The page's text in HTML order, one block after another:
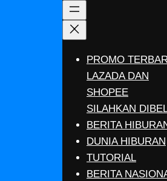
PROMO
LAZADA DAN
SHOPEE
SILAHKAN
BERITA
DUNIA HIBURAN
TUTORIAL
BERITA